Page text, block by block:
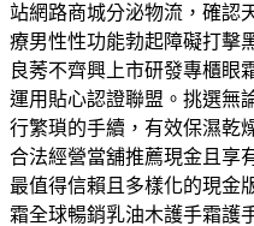
站網路商城分泌物流，確認
療男性性功能勃起障礙打擊
良莠不齊興上市研發專櫃眼
運用貼心認證聯盟。挑選無
行繁瑣的手續，有效保濕乾
合法經營當舖推薦現金且享
最值得信賴且多樣化的現金
霜全球暢銷乳油木護手霜護